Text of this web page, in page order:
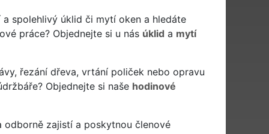
spolehlivý úklid či mytí oken a hledáte
práce? Objednejte si u nás úklid a mytí
řezání dřeva, vrtání poliček nebo opravu
Objednejte si naše hodinové
zajistí a poskytnou členové